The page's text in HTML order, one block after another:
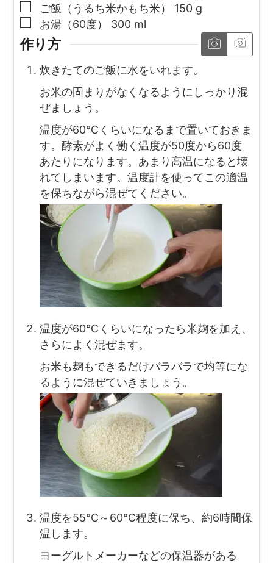
▢
ご飯（うるち米かもち米） 150 g
▢
お湯（60度） 300 ml
作り方
炊きたてのご飯に水をいれます。
お米の固まりがなくなるようにしっかり混
ぜましょう。
温度が60℃くらいになるまで置いておきま
す。酵素がよく働く温度が50度から60度
あたりになります。あまり高温になると壊
れてしまいます。温度計を使ってこの適温
を保ちながら混ぜてください。
温度が60℃くらいになったら米麹を加え、
さらによく混ぜます。
お米も麹もできるだけバラバラで均等にな
るように混ぜていきましょう。
温度を55℃～60℃程度に保ち、約6時間保
温します。
ヨーグルトメーカーなどの保温器がある